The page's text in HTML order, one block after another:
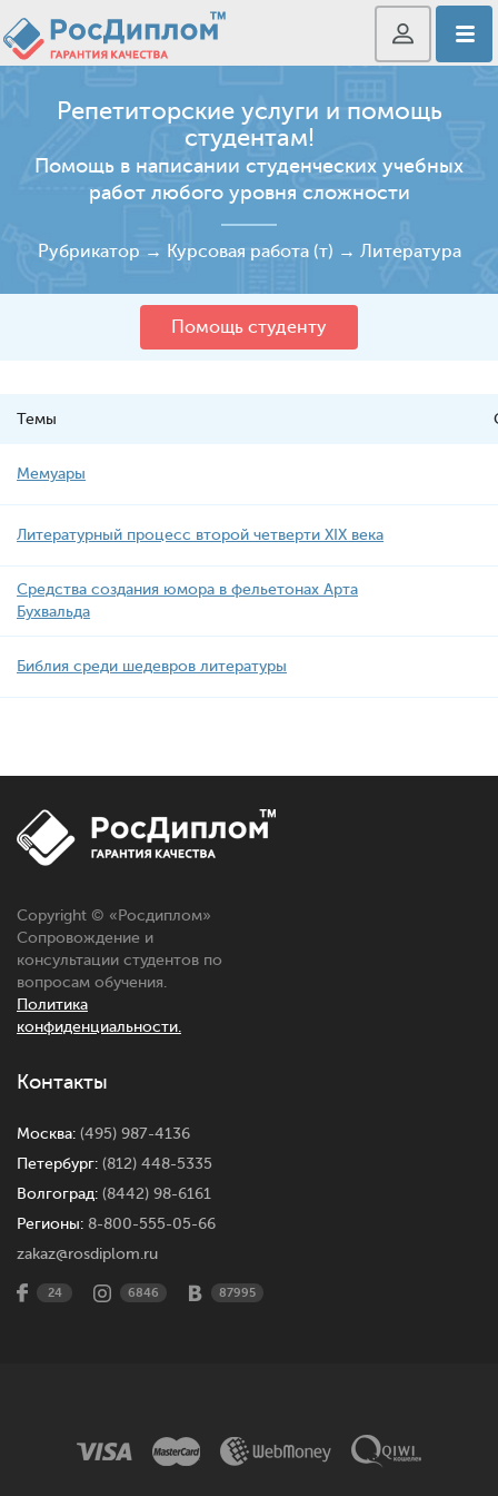
Репетиторские услуги и помощь
студентам!
Помощь в написании студенческих учебных
работ любого уровня сложности
Рубрикатор → Курсовая работа (т) → Литература
Помощь студенту
Темы
Мемуары
Литературный процесс второй четверти XIX века
Средства создания юмора в фельетонах Арта
Бухвальда
Библия среди шедевров литературы
Copyright © «Росдиплом»
Сопровождение и
консультации студентов по
вопросам обучения.
Политика
конфиденциальности.
Контакты
Москва: (495) 987-4136
Петербург: (812) 448-5335
Волгоград: (8442) 98-6161
Регионы: 8-800-555-05-66
zakaz@rosdiplom.ru
24 6846 87995